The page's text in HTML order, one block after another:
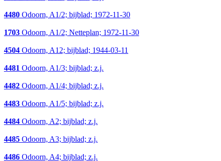
4480 Odoorn, A1/2; bijblad; 1972-11-30
1703 Odoorn, A1/2; Netteplan; 1972-11-30
4504 Odoorn, A12; bijblad; 1944-03-11
4481 Odoorn, A1/3; bijblad; z.j.
4482 Odoorn, A1/4; bijblad; z.j.
4483 Odoorn, A1/5; bijblad; z.j.
4484 Odoorn, A2; bijblad; z.j.
4485 Odoorn, A3; bijblad; z.j.
4486 Odoorn, A4; bijblad; z.j.